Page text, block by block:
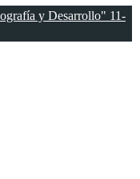
y Desarrollo" 11-